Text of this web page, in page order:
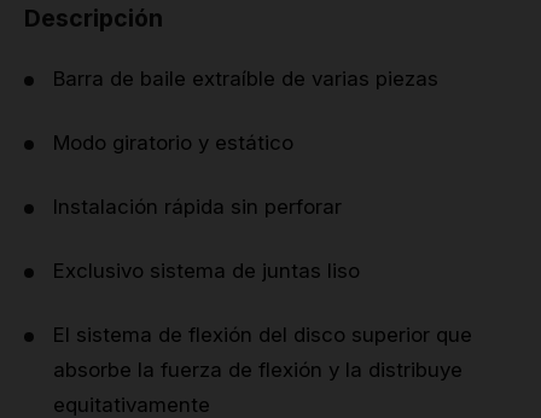
Descripción
Barra de baile extraíble de varias piezas
Modo giratorio y estático
Instalación rápida sin perforar
Exclusivo sistema de juntas liso
El sistema de flexión del disco superior que
absorbe la fuerza de flexión y la distribuye
equitativamente